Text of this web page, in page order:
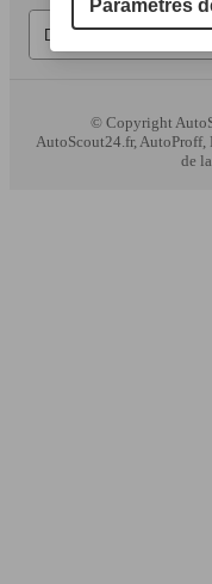
© Copyright
AutoScout24.fr,
de
Paramètres